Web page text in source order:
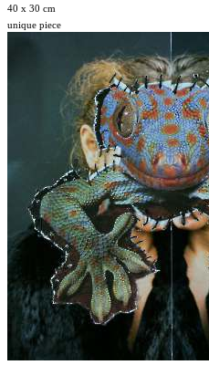
40 x 30 cm
unique piece